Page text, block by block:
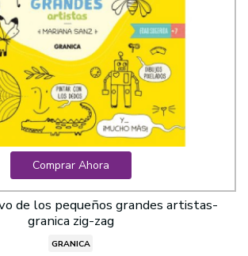
Comprar Ahora
de los pequeños grandes artistas-
granica zig-zag
GRANICA